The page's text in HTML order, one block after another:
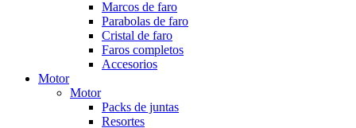
Marcos de faro
Parabolas de faro
Cristal de faro
Faros completos
Accesorios
Motor
Motor
Packs de juntas
Resortes